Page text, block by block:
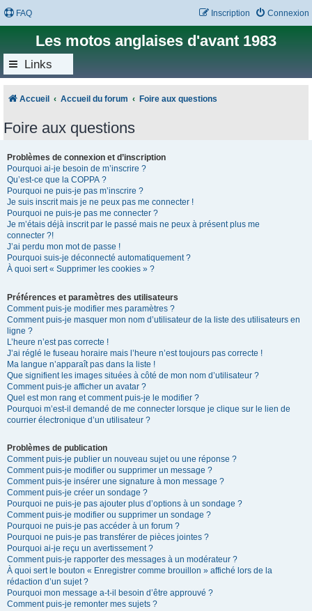
FAQ Connexion
Inscription
Les motos anglaises d'avant 1983
Links
Accueil Accueil du forum Foire aux questions
Foire aux questions
Problèmes de connexion et d’inscription
Pourquoi ai-je besoin de m’inscrire ?
Qu’est-ce que la COPPA ?
Pourquoi ne puis-je pas m’inscrire ?
Je suis inscrit mais je ne peux pas me connecter !
Pourquoi ne puis-je pas me connecter ?
Je m’étais déjà inscrit par le passé mais ne peux à présent plus me
connecter ?!
J’ai perdu mon mot de passe !
Pourquoi suis-je déconnecté automatiquement ?
À quoi sert « Supprimer les cookies » ?
Préférences et paramètres des utilisateurs
Comment puis-je modifier mes paramètres ?
Comment puis-je masquer mon nom d’utilisateur de la liste des utilisateurs en
ligne ?
L’heure n’est pas correcte !
J’ai réglé le fuseau horaire mais l’heure n’est toujours pas correcte !
Ma langue n’apparaît pas dans la liste !
Que signifient les images situées à côté de mon nom d’utilisateur ?
Comment puis-je afficher un avatar ?
Quel est mon rang et comment puis-je le modifier ?
Pourquoi m’est-il demandé de me connecter lorsque je clique sur le lien de
courrier électronique d’un utilisateur ?
Problèmes de publication
Comment puis-je publier un nouveau sujet ou une réponse ?
Comment puis-je modifier ou supprimer un message ?
Comment puis-je insérer une signature à mon message ?
Comment puis-je créer un sondage ?
Pourquoi ne puis-je pas ajouter plus d’options à un sondage ?
Comment puis-je modifier ou supprimer un sondage ?
Pourquoi ne puis-je pas accéder à un forum ?
Pourquoi ne puis-je pas transférer de pièces jointes ?
Pourquoi ai-je reçu un avertissement ?
Comment puis-je rapporter des messages à un modérateur ?
À quoi sert le bouton « Enregistrer comme brouillon » affiché lors de la
rédaction d’un sujet ?
Pourquoi mon message a-t-il besoin d’être approuvé ?
Comment puis-je remonter mes sujets ?